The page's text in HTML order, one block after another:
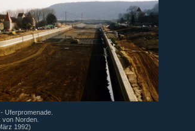
Uferpromenade.
von Norden.
1992)